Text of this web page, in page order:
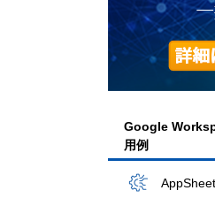
Google
用例
AppSheet